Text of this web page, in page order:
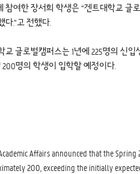
참여한 장서희 학생은 “겐트대학교 글
다.”고 전했다.
교 글로벌캠퍼스는 1년에 225명의 신
200명의 학생이 입학할 예정이다.
Affairs announced that the
200, exceeding the initially